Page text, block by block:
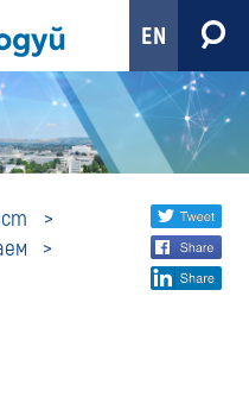
EN
Share
social